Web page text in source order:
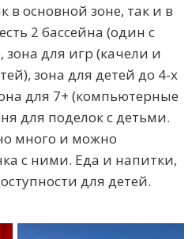
в основной зоне, так и в
2 бассейна (один с
для игр (качели и
зона для детей до 4-х
для 7+ (компьютерные
для поделок с детьми.
много и можно
с ними. Еда и напитки,
для детей.